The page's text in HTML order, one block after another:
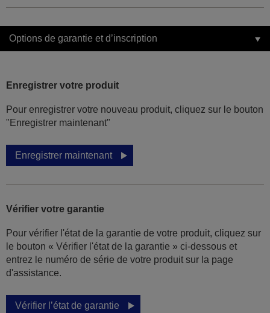
Options de garantie et d’inscription
Enregistrer votre produit
Pour enregistrer votre nouveau produit, cliquez sur le bouton
"Enregistrer maintenant"
Enregistrer maintenant
Vérifier votre garantie
Pour vérifier l'état de la garantie de votre produit, cliquez sur
le bouton « Vérifier l'état de la garantie » ci-dessous et
entrez le numéro de série de votre produit sur la page
d'assistance.
Vérifier l’état de garantie